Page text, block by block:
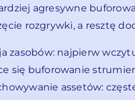
agresywne
rozgrywki, a resztę
zasobów: najpierw
się buforowanie
assetów: